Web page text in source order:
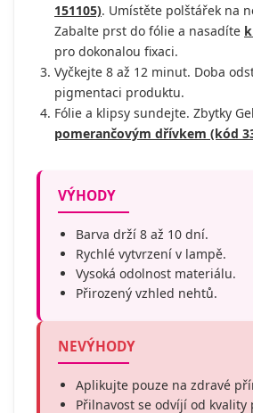
151105). Umístěte polštářek na
Zabalte prst do fólie a nasadíte
pro dokonalou fixaci.
Vyčkejte 8 až 12 minut. Doba
pigmentaci produktu.
Fólie a klipsy sundejte. Zbytky
pomerančovým dřívkem (kód
VÝHODY
Barva drží 8 až 10 dní.
Rychlé vytvrzení v lampě.
Vysoká odolnost materiálu.
Přirozený vzhled nehtů.
NEVÝHODY
Aplikujte pouze na zdravé
Přilnavost se odvíjí od